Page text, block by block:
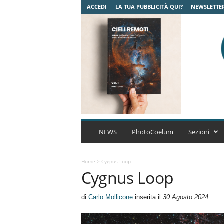
ACCEDI LA TUA PUBBLICITÀ QUI?
C
r
NEWS PhotoCoelum Sezioni
Home > Cygnus Loop
Cygnus Loop
di Carlo Molliconeinserita il 30 Agosto 2024